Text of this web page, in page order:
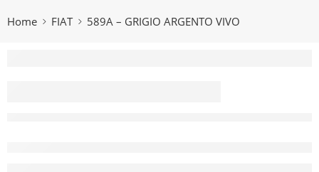
Home FIAT 589A – GRIGIO ARGENTO VIVO